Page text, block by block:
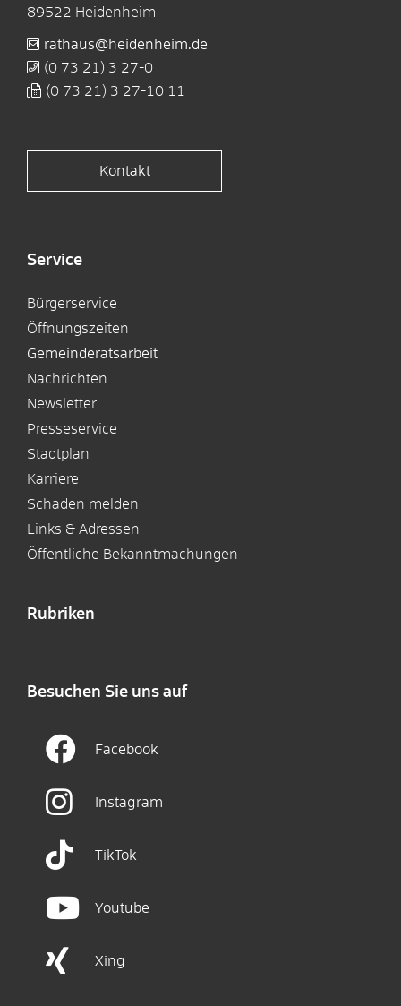
89522 Heidenheim
rathaus@heidenheim.de
(0 73 21) 3 27-0
(0 73 21) 3 27-10 11
Kontakt
Service
Bürgerservice
Öffnungszeiten
Gemeinderatsarbeit
Nachrichten
Newsletter
Presseservice
Stadtplan
Karriere
Schaden melden
Links & Adressen
Öffentliche Bekanntmachungen
Rubriken
Besuchen Sie uns auf
Facebook
Instagram
TikTok
Youtube
Xing